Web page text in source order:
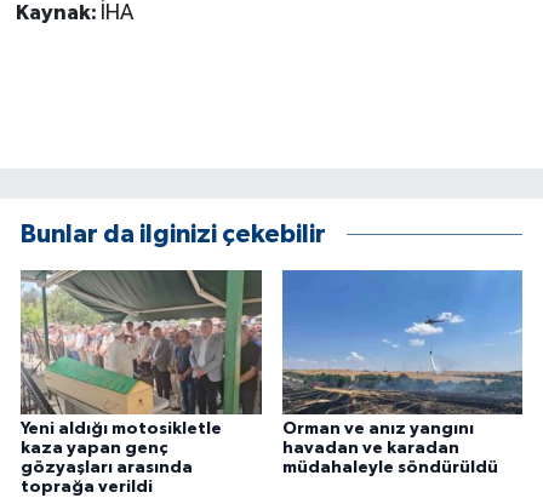
Kaynak: İHA
Bunlar da ilginizi çekebilir
Yeni aldığı motosikletle
kaza yapan genç
gözyaşları arasında
toprağa verildi
Orman ve anız yangını
havadan ve karadan
müdahaleyle söndürüldü
SPOR HABERLERİ
TEKNOLOJİ
Turizm
ÜLKE GÜNDEMİ